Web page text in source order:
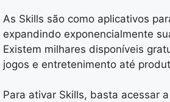
As Skills são como aplicativos
expandindo exponencialmente
Existem milhares disponíveis
jogos e entretenimento até
Para ativar Skills, basta acessar